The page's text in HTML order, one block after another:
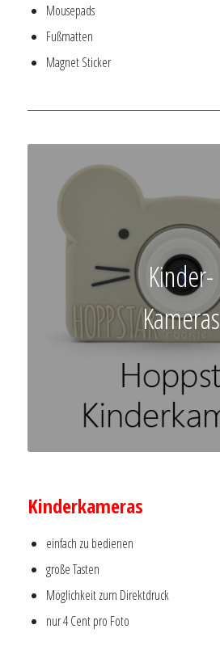
Mousepads
Fußmatten
Magnet Sticker
Kinder-
Kameras
Kinderkameras
einfach zu bedienen
große Tasten
Möglichkeit zum Direktdruck
nur 4 Cent pro Foto